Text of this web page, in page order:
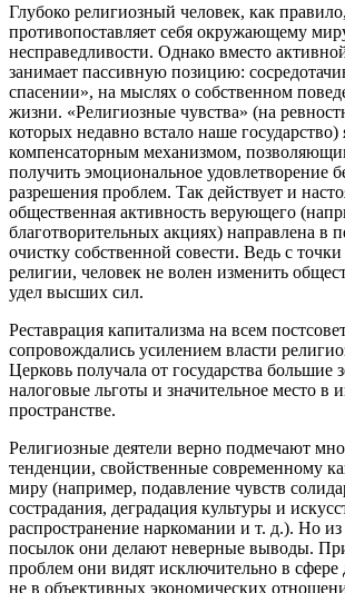
Глубоко религиозный человек, как правило,
противопоставляет себя окружающему
несправедливости. Однако вместо
занимает пассивную позицию:
спасении», на мыслях о собственном
жизни. «Религиозные чувства» (на
которых недавно встало наше
компенсаторным механизмом,
получить эмоциональное удовлетворение
разрешения проблем. Так действует и
общественная активность верующего
благотворительных акциях) направлена в
очистку собственной совести. Ведь с
религии, человек не волен изменить
удел высших сил.
Реставрация капитализма на всем
сопровождались усилением власти
Церковь получала от государства большие
налоговые льготы и значительное место
пространстве.
Религиозные деятели верно подмечают
тенденции, свойственные современному
миру (например, подавление чувств
сострадания, деградация культуры и
распространение наркомании и т. д.). Но
посылок они делают неверные выводы.
проблем они видят исключительно в сфере
не в объективных экономических